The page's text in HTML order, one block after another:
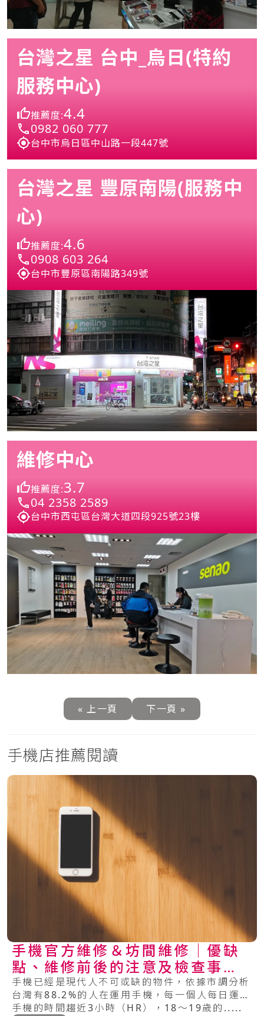
台灣之星 台中_烏日(特約
服務中心)
推薦度:4.4
0982 060 777
台中市烏日區中山路一段447號
台灣之星 豐原南陽(服務中
心)
推薦度:4.6
0908 603 264
台中市豐原區南陽路349號
維修中心
推薦度:3.7
04 2358 2589
台中市西屯區台灣大道四段925號23樓
« 上一頁 下一頁 »
手機店推薦閱讀
手機官方維修＆坊間維修│優缺
點、維修前後的注意及檢查事項
總整理
手機已經是現代人不可或缺的物件，依據市調分析
台灣有88.2%的人在運用手機，每一個人每日運用
手機的時間趨近3小時（HR），18～19歲的.....